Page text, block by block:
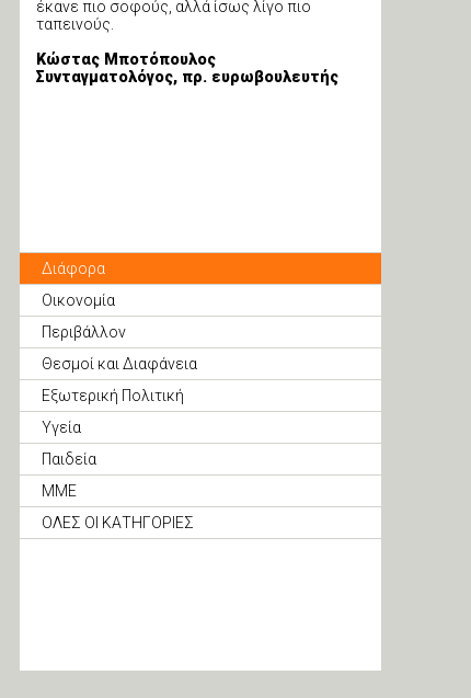
έκανε πιο σοφούς, αλλά ίσως λίγο πιο
ταπεινούς.
Κώστας Μποτόπουλος
Συνταγματολόγος, πρ. ευρωβουλευτής
Διάφορα
Οικονομία
Περιβάλλον
Θεσμοί και Διαφάνεια
Εξωτερική Πολιτική
Υγεία
Παιδεία
ΜΜΕ
ΟΛΕΣ ΟΙ ΚΑΤΗΓΟΡΙΕΣ